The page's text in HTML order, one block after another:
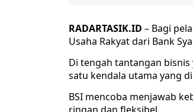
RADARTASIK.ID – Bagi
Usaha Rakyat dari Bank
Di tengah tantangan
satu kendala utama yang
BSI mencoba menjawab